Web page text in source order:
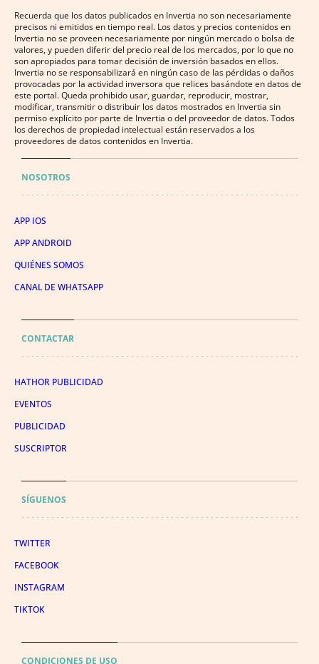
Recuerda que los datos publicados en Invertia no son necesariamente
precisos ni emitidos en tiempo real. Los datos y precios contenidos en
Invertia no se proveen necesariamente por ningún mercado o bolsa de
valores, y pueden diferir del precio real de los mercados, por lo que no
son apropiados para tomar decisión de inversión basados en ellos.
Invertia no se responsabilizará en ningún caso de las pérdidas o daños
provocadas por la actividad inversora que relices basándote en datos de
este portal. Queda prohibido usar, guardar, reproducir, mostrar,
modificar, transmitir o distribuir los datos mostrados en Invertia sin
permiso explícito por parte de Invertia o del proveedor de datos. Todos
los derechos de propiedad intelectual están reservados a los
proveedores de datos contenidos en Invertia.
NOSOTROS
APP IOS
APP ANDROID
QUIÉNES SOMOS
CANAL DE WHATSAPP
CONTACTAR
HATHOR PUBLICIDAD
EVENTOS
PUBLICIDAD
SUSCRIPTOR
SÍGUENOS
TWITTER
FACEBOOK
INSTAGRAM
TIKTOK
CONDICIONES DE USO